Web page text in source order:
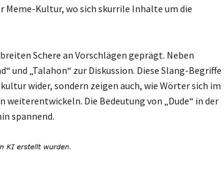
Meme-Kultur, wo sich skurrile Inhalte um die
Schere an Vorschlägen geprägt. Neben
und „Talahon“ zur Diskussion. Diese Slang-Begriffe
wider, sondern zeigen auch, wie Wörter sich im
Die Bedeutung von „Dude“ in der
spannend.